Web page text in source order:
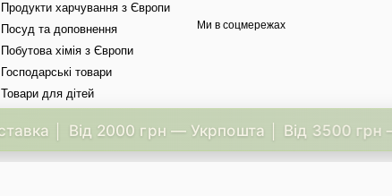
Продукти харчування з Європи
Посуд та доповнення
Побутова хімія з Європи
Господарські товари
Товари для дітей
Ми в соцмережах